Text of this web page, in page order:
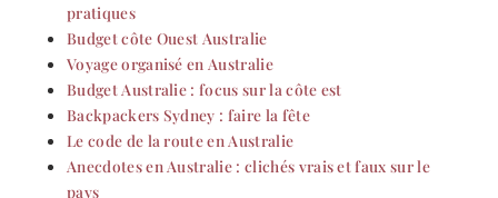
pratiques
Budget côte Ouest Australie
Voyage organisé en Australie
Budget Australie : focus sur la côte est
Backpackers Sydney : faire la fête
Le code de la route en Australie
Anecdotes en Australie : clichés vrais et faux sur le
pays